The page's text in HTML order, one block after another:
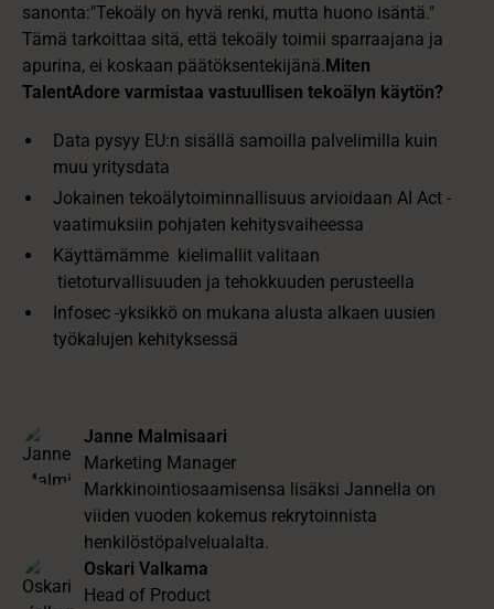
sanonta:"Tekoäly on hyvä renki, mutta huono isäntä."
Tämä tarkoittaa sitä, että tekoäly toimii sparraajana ja
apurina, ei koskaan päätöksentekijänä.Miten
TalentAdore varmistaa vastuullisen tekoälyn käytön?
Data pysyy EU:n sisällä samoilla palvelimilla kuin
muu yritysdata
Jokainen tekoälytoiminnallisuus arvioidaan AI Act -
vaatimuksiin pohjaten kehitysvaiheessa
Käyttämämme kielimallit valitaan
tietoturvallisuuden ja tehokkuuden perusteella
Infosec -yksikkö on mukana alusta alkaen uusien
työkalujen kehityksessä
Janne Malmisaari
Marketing Manager
Markkinointiosaamisensa lisäksi Jannella on
viiden vuoden kokemus rekrytoinnista
henkilöstöpalvelualalta.
Oskari Valkama
Head of Product